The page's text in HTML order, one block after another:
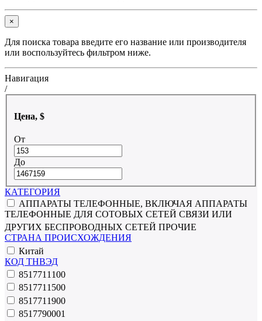
×
Для поиска товара введите его название или производителя
или воспользуйтесь фильтром ниже.
Навигация
/
Цена, $
От
До
КАТЕГОРИЯ
АППАРАТЫ ТЕЛЕФОННЫЕ, ВКЛЮЧАЯ АППАРАТЫ
ТЕЛЕФОННЫЕ ДЛЯ СОТОВЫХ СЕТЕЙ СВЯЗИ ИЛИ
ДРУГИХ БЕСПРОВОДНЫХ СЕТЕЙ ПРОЧИЕ
СТРАНА ПРОИСХОЖДЕНИЯ
Китай
КОД ТНВЭД
8517711100
8517711500
8517711900
8517790001